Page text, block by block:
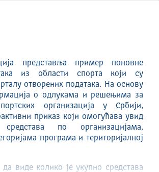
представља пример поновне
из области спорта који су
отворених података. На основу
о одлукама и решењима за
организација у Србији,
приказ који омогућава увид
по организацијама,
програма и територијалној
виде колико је укупно средстава